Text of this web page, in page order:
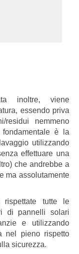
inoltre, viene
essendo priva
nemmeno
è la
utilizzando
effettuare una
che andrebbe a
ma assolutamente
tutte le
di pannelli solari
e utilizzando
nel pieno rispetto
sicurezza.